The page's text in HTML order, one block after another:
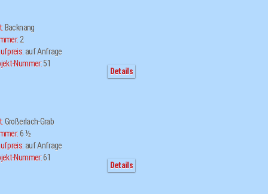
Backnang
2
auf Anfrage
Nummer:51
Details
Großerlach-Grab
6 ½
auf Anfrage
Nummer:61
Details